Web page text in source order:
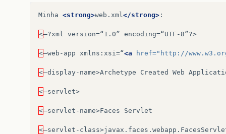
Minha <strong>web.xml </strong> :
<–?xml version=“1.0” encoding=“UTF-8”?>
<–web-app xmlns:xsi=“<a href="http://
<–display-name>Archetype Created Web
<–servlet>
<–servlet-name>Faces Servlet
<–servlet-